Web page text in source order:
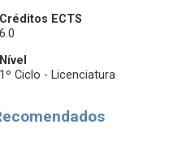
Créditos ECTS
6.0
Nível
1º Ciclo - Licenciatura